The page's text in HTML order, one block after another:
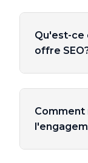
Qu'est-ce
offre
Comment